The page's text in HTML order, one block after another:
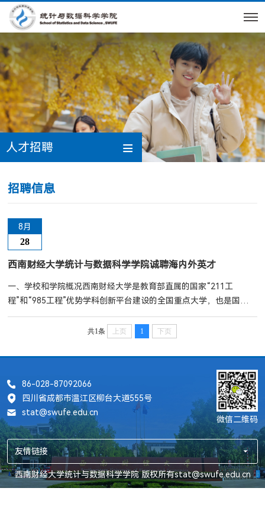
人才招聘
招聘信息
8月
28
西南财经大学统计与数据科学学院诚聘海内外英才
一、学校和学院概况西南财经大学是教育部直属的国家“211工
程”和“985工程”优势学科创新平台建设的全国重点大学，也是国家首
批“双一流”建设高校。学校坐落于中国历史文化名城——“天府之
国”成都，有光华、柳林两校区，辖地2300余亩。近年来，西南财经
响，积极探索新时代高等财经教育创新发展之路，率先提出并深入推
共1条 上页 1 下页
86-028-87092066
四川省成都市温江区柳台大道555号
stat@swufe.edu.cn
微信二维码
友情链接
西南财经大学统计与数据科学学院 版权所有stat@swufe.edu.cn